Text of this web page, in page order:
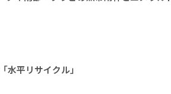
平リサイクル」